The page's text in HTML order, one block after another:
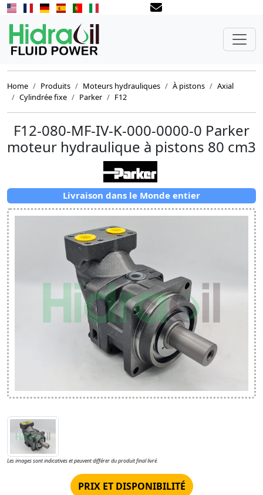
Home Produits Moteurs hydrauliques À pistons
Axial
Cylindrée fixe
Parker F12
F12-080-MF-IV-K-000-0000-0 Parker
moteur hydraulique à pistons 80 cm3
Livraison dans le Monde entier
Les images sont indicatives et peuvent différer du produit final livré.
PRIX ET DISPONIBILITÉ